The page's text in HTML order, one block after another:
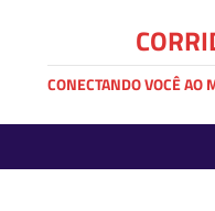
CONECTANDO VOCÊ AO